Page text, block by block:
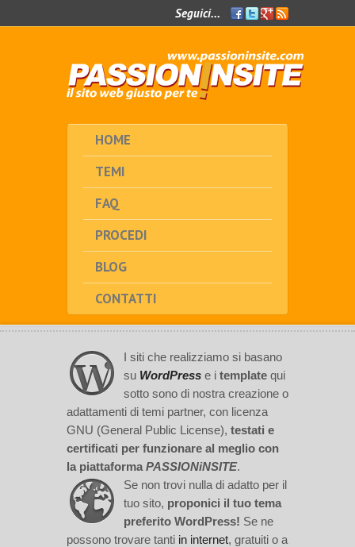
Seguici... Facebook
TwitterGoogle+
RSS
HOME
TEMI
FAQ
PROCEDI
BLOG
CONTATTI
I siti che realizziamo si basano
su WordPress e i template qui
sotto sono di nostra creazione o
adattamenti di temi partner, con licenza
GNU (General Public License), testati e
certificati per funzionare al meglio con
la piattaforma PASSIONiNSITE.
Se non trovi nulla di adatto per il
tuo sito, proponici il tuo tema
preferito WordPress! Se ne
possono trovare tanti in internet, gratuiti o a